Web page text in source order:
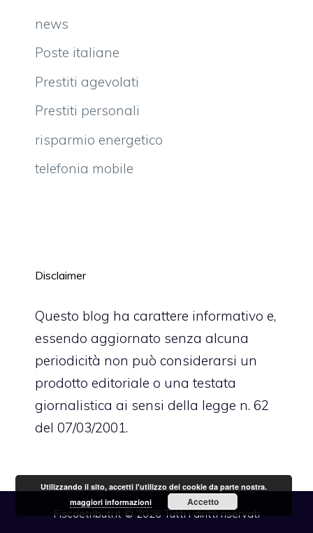
news
Poste italiane
Prestiti agevolati
Prestiti personali
risparmio energetico
telefonia mobile
Disclaimer
Questo blog ha carattere informativo e,
essendo aggiornato senza alcuna
periodicità non può considerarsi un
prodotto editoriale o una testata
giornalistica ai sensi della legge n. 62
del 07/03/2001.
Fiscoetributi.it © 2026 Tutti i diritti riservati
Utilizzando il sito, accetti l'utilizzo dei cookie da parte nostra.
maggiori informazioni
Accetto